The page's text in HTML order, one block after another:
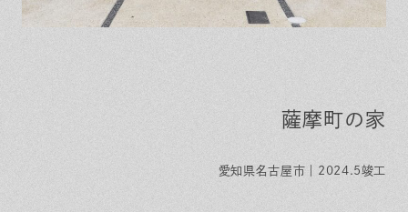
薩摩町の家
愛知県名古屋市｜2024.5竣工